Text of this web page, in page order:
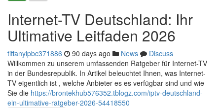
Internet-TV Deutschland: Ihr
Ultimative Leitfaden 2026
tiffanyipbc371886 90 days ago News
Discuss
Willkommen zu unserem umfassenden Ratgeber für Internet-TV
in der Bundesrepublik. In Artikel beleuchtet Ihnen, was Internet-
TV eigentlich ist , welche Anbieter es es verfügbar sind und wie
Sie die https://brontekhub576352.tblogz.com/iptv-deutschland-
ein-ultimative-ratgeber-2026-54418550